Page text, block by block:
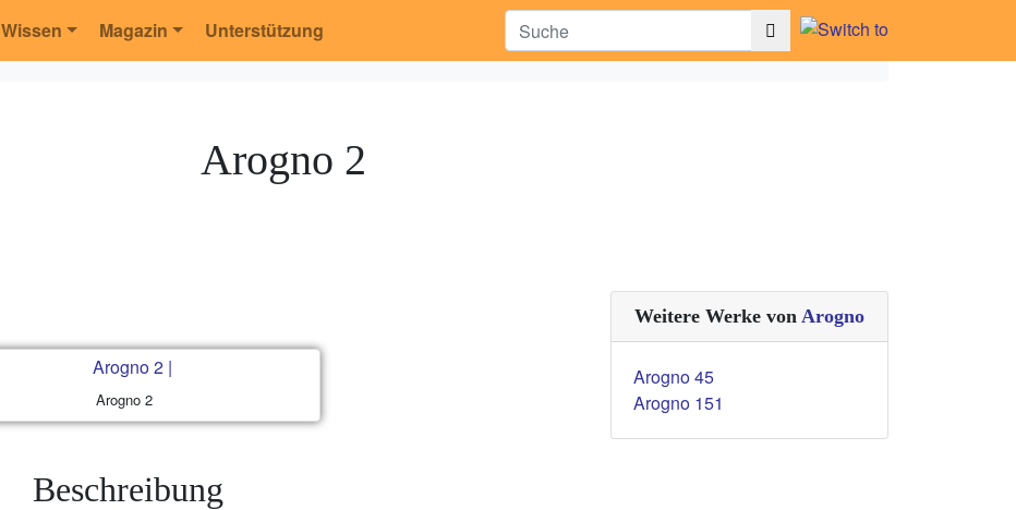
Wissen Magazin Unterstützung
Arogno 2
Arogno 2
Beschreibung
Weitere Werke von Arogno
Arogno 45
Arogno 151